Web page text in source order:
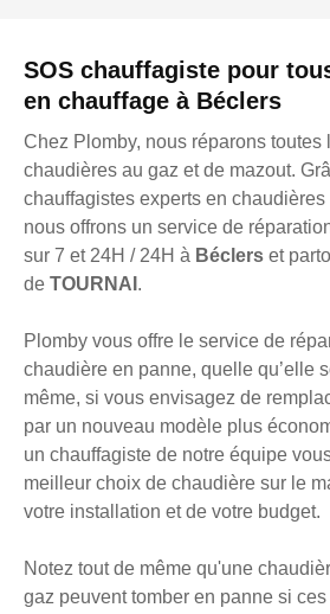
SOS chauffagiste pour
en chauffage à Béclers
Chez Plomby, nous réparons toutes
chaudières au gaz et de mazout.
chauffagistes experts en chaudières
nous offrons un service de
sur 7 et 24H / 24H à Béclers et
de TOURNAI .
Plomby vous offre le service de
chaudière en panne, quelle qu’elle
même, si vous envisagez de
par un nouveau modèle plus
un chauffagiste de notre équipe
meilleur choix de chaudière sur le
votre installation et de votre budget.
Notez tout de même qu'une
gaz peuvent tomber en panne si